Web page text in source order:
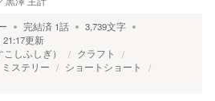
完結済 1話 3,739文字
21:17更新
しふしぎ）
クラフト
ミステリー
ショートショート